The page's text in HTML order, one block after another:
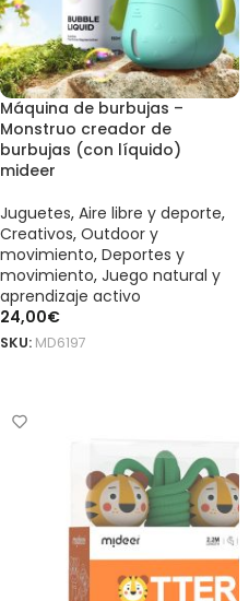
Máquina de burbujas –
Monstruo creador de
burbujas (con líquido)
mideer
Juguetes, Aire libre y deporte,
Creativos, Outdoor y
movimiento, Deportes y
movimiento, Juego natural y
aprendizaje activo
24,00€
SKU: MD6197